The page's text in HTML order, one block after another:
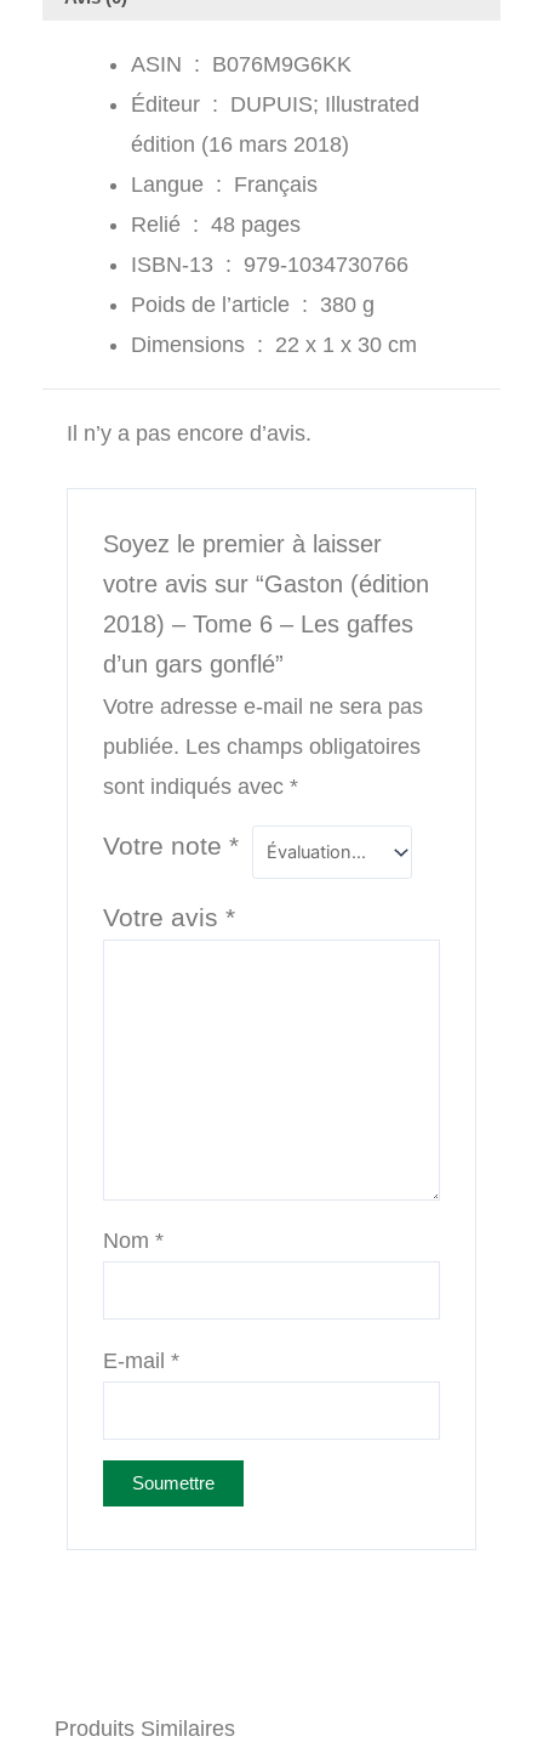
ASIN ‏ : ‎ B076M9G6KK
Éditeur ‏ : ‎ DUPUIS; Illustrated
édition (16 mars 2018)
Langue ‏ : ‎ Français
Relié ‏ : ‎ 48 pages
ISBN-13 ‏ : ‎ 979-1034730766
Poids de l’article ‏ : ‎ 380 g
Dimensions ‏ : ‎ 22 x 1 x 30 cm
Il n’y a pas encore d’avis.
Soyez le premier à laisser
votre avis sur “Gaston (édition
2018) – Tome 6 – Les gaffes
d’un gars gonflé”
Votre adresse e-mail ne sera pas
publiée. Les champs obligatoires
sont indiqués avec*
Votre note*
Votre avis*
Nom*
E-mail*
Produits Similaires